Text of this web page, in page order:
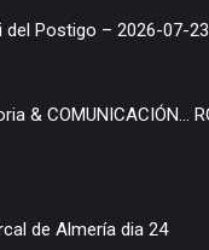
del Postigo – 2026-07-23
de Almería dia 24